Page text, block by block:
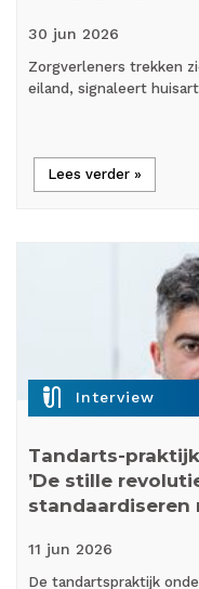
30 jun 2026
Zorgverleners trekken
eiland, signaleert
Lees verder »
mic_external_on Interview
Tandarts-
’De stille
standaardiseren
11 jun 2026
De tandartspraktijk